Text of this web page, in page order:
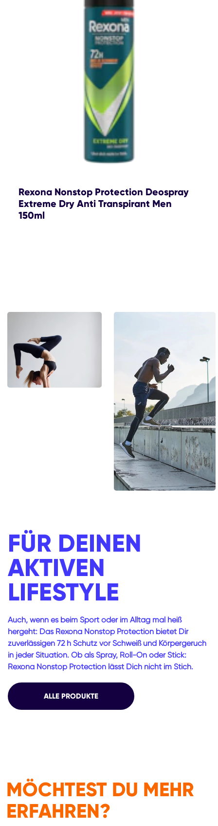
Rexona Nonstop Protection Deospray
Extreme Dry Anti Transpirant Men
150ml
FÜR DEINEN
AKTIVEN
LIFESTYLE
Auch, wenn es beim Sport oder im Alltag mal heiß
hergeht: Das Rexona Nonstop Protection bietet Dir
zuverlässigen 72 h Schutz vor Schweiß und Körpergeruch
in jeder Situation. Ob als Spray, Roll-On oder Stick:
Rexona Nonstop Protection lässt Dich nicht im Stich.
ALLE PRODUKTE
MÖCHTEST DU MEHR
ERFAHREN?